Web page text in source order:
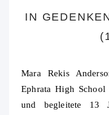
IN
Mara Rekis
Ephrata High School
und begleitete 13